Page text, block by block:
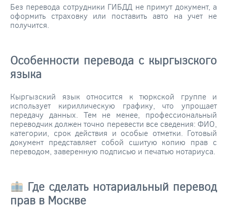
Без перевода сотрудники ГИБДД не примут документ, а
оформить страховку или поставить авто на учет не
получится.
Особенности перевода с кыргызского
языка
Кыргызский язык относится к тюркской группе и
использует кириллическую графику, что упрощает
передачу данных. Тем не менее, профессиональный
переводчик должен точно перевести все сведения: ФИО,
категории, срок действия и особые отметки. Готовый
документ представляет собой сшитую копию прав с
переводом, заверенную подписью и печатью нотариуса.
Где сделать нотариальный перевод
прав в Москве